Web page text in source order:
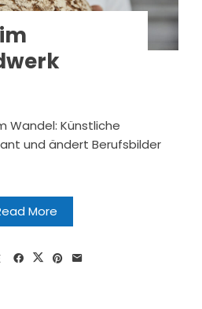
Wandel: Künstliche
und ändert Berufsbilder
More